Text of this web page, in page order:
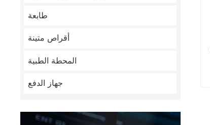
طابعة
أقراص متينة
المحطة الطبية
جهاز الدفع